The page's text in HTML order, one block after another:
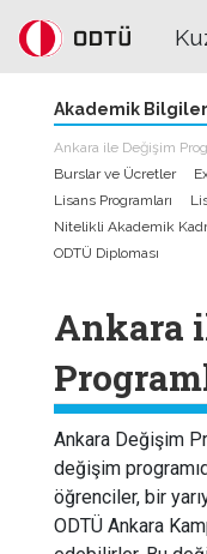
Skip to main content
Akademik Bilgiler
Ankara ile Değişim
Burslar ve Ücretler
Lisans Programları
Nitelikli Akademik
ODTÜ Diploması
Ankara
Ankara Değişim
değişim
öğrenciler, bir
ODTÜ Ankara